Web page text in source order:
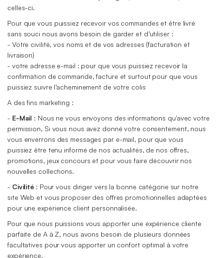
celles-ci.
Pour que vous puissiez recevoir vos commandes et être livré
sans souci nous avons besoin de garder et d’utiliser :
- Votre civilité, vos noms et de vos adresses (facturation et
livraison)
- votre adresse e-mail : pour que vous puissiez recevoir la
confirmation de commande, facture et surtout pour que vous
puissiez suivre l’acheminement de votre colis
A des fins marketing :
- E-Mail : Nous ne vous envoyons des informations qu'avec votre
permission, Si vous nous avez donné votre consentement, nous
vous enverrons des messages par e-mail, pour que vous
puissiez être tenu informé de nos actualités, de nos offres,
promotions, jeux concours et pour vous faire découvrir nos
nouvelles collections.
- Civilité : Pour vous diriger vers la bonne catégorie sur notre
site Web et vous proposer des offres promotionnelles adaptées
pour une expérience client personnalisée.
Pour que nous puissions vous apporter une expérience cliente
parfaite de A à Z, nous avons besoin de plusieurs données
facultatives pour vous apporter un confort optimal à votre
expérience.